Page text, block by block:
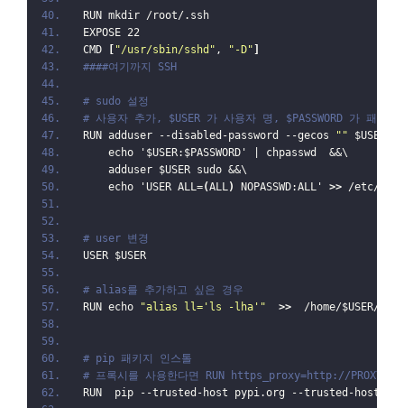
RUN mkdir /root/.ssh
EXPOSE 22
CMD
"/usr/sbin/sshd" , "-D"
####여기까지 SSH
# sudo 설정
# 사용자 추가, $USER 가 사용자 명, $PASSWORD 가 패스워
RUN adduser --disabled-password --gecos
"" $USER
    echo '$USER:$PASSWORD' | chpasswd  &&\
    adduser $USER sudo &&\
    echo 'USER ALL=
(ALL) NOPASSWD:ALL' >> /etc/
# user 변경
USER $USER
# alias를 추가하고 싶은 경우
RUN echo
"alias ll='ls -lha'" >>
/home/$USER/
# pip 패키지 인스톨
# 프록시를 사용한다면 RUN https_proxy=http://
RUN  pip --trusted-host pypi.org --trusted-host